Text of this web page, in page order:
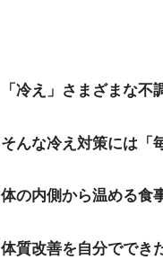
「冷え」さまざまな
そんな冷え対策には「
体の内側から温める食
体質改善を自分ででき